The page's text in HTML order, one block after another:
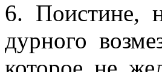
6. Поистине,
дурного